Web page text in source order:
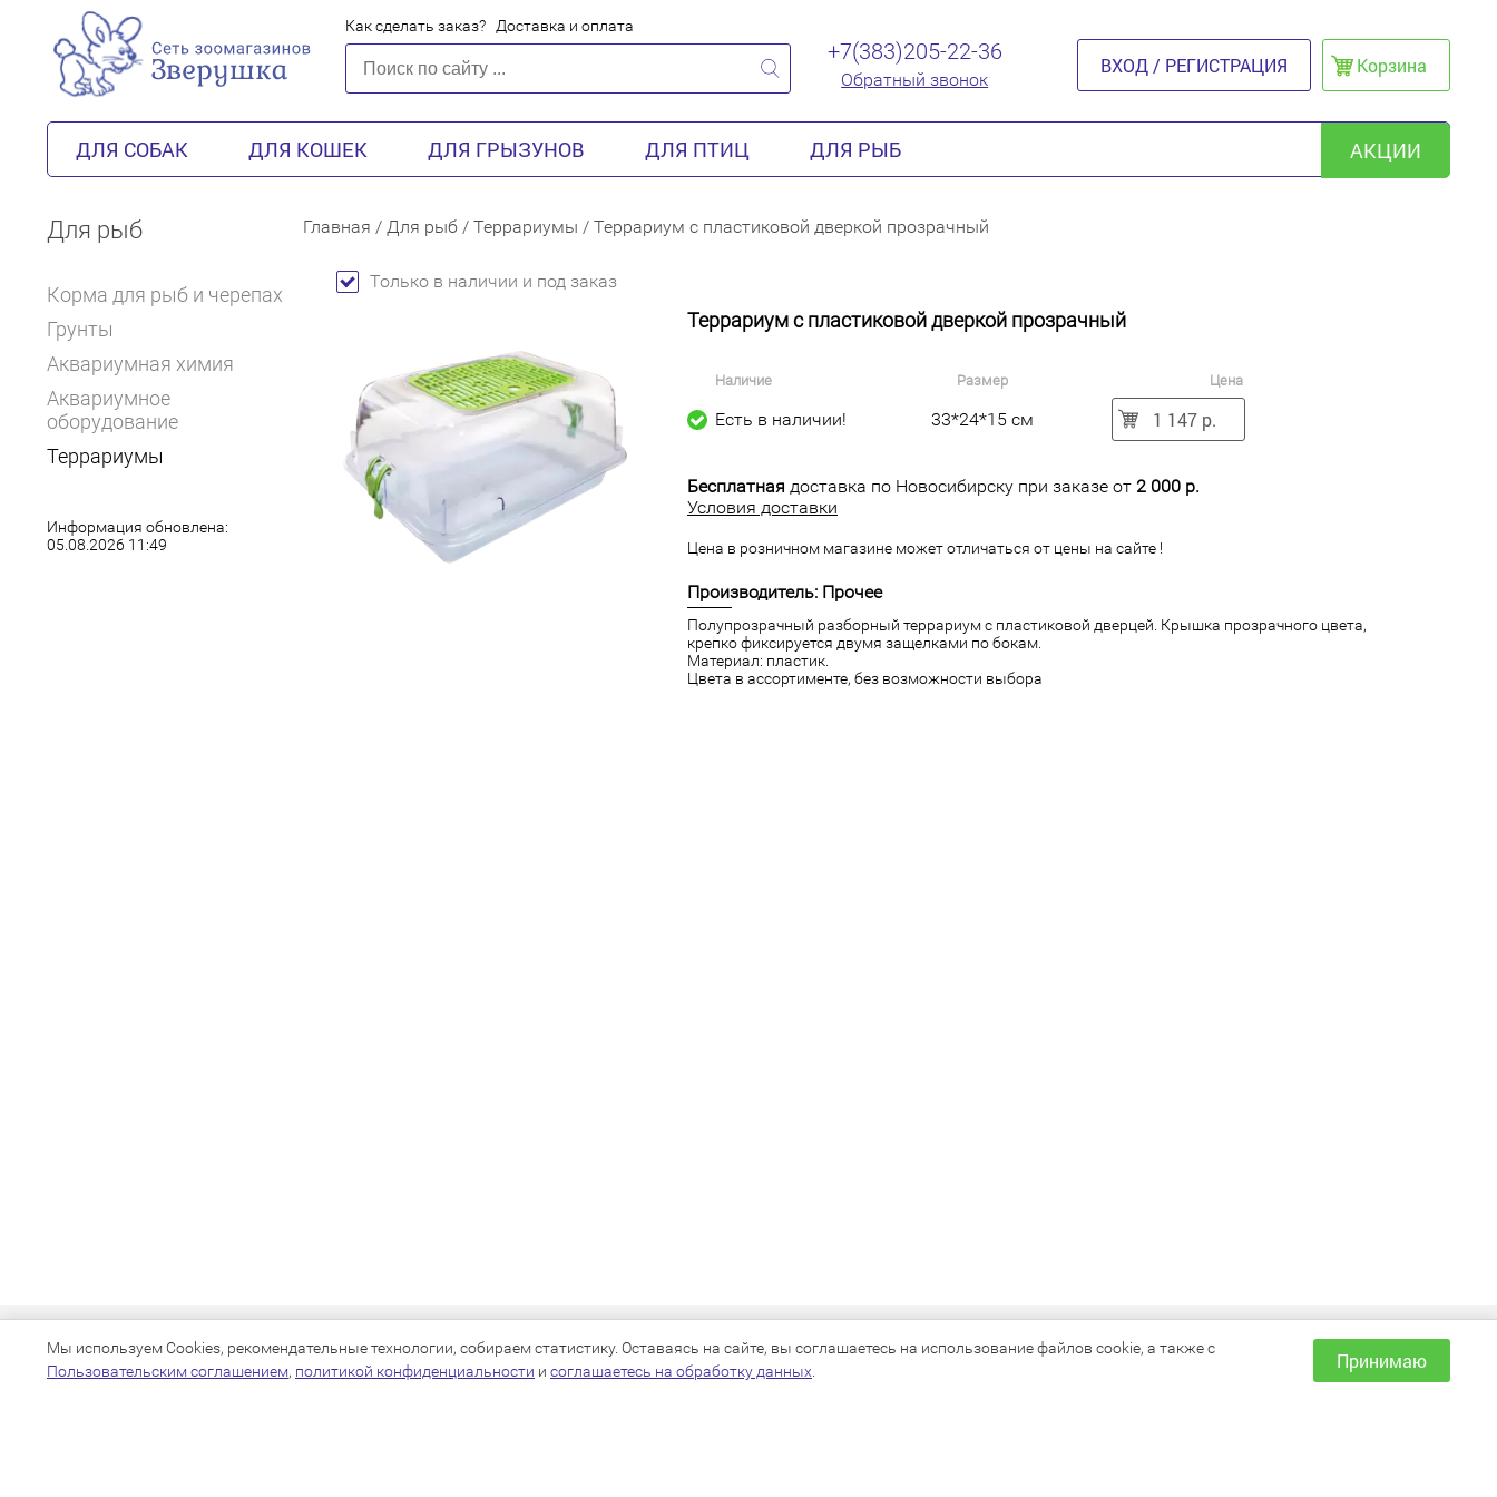
Как сделать заказ? Доставка и оплата
+7(383)205-22-36
Обратный звонок
ВХОД / РЕГИСТРАЦИЯ Корзина
ДЛЯ СОБАК ДЛЯ КОШЕК ДЛЯ ГРЫЗУНОВ ДЛЯ ПТИЦ ДЛЯ РЫБ АКЦИИ
Для рыб
Корма для рыб и черепах
Грунты
Аквариумная химия
Аквариумное
оборудование
Террариумы
Информация обновлена:
05.08.2026 11:49
Главная / Для рыб / Террариумы / Террариум с пластиковой дверкой прозрачный
Только в наличии и под заказ
Террариум с пластиковой дверкой прозрачный
Наличие Размер Цена
Есть в наличии! 33*24*15 см 1 147 р.
Бесплатная доставка по Новосибирску при заказе от 2 000 р.
Условия доставки
Цена в розничном магазине может отличаться от цены на сайте !
Производитель: Прочее
Полупрозрачный разборный террариум с пластиковой дверцей. Крышка прозрачного цвета,
крепко фиксируется двумя защелками по бокам.
Материал: пластик.
Цвета в ассортименте, без возможности выбора
КАТАЛОГ
Для собак
ИНФОРМАЦИЯ
Как сделать заказ?
Мы используем Cookies, рекомендательные технологии, собираем статистику. Оставаясь на сайте, вы соглашаетесь на использование файлов cookie, а также с
Пользовательским соглашением, политикой конфиденциальности и соглашаетесь на обработку данных Принимаю